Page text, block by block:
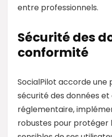
entre professionnels.
Sécurité des
conformité
SocialPilot accorde une
sécurité des données
réglementaire,
robustes pour protéger